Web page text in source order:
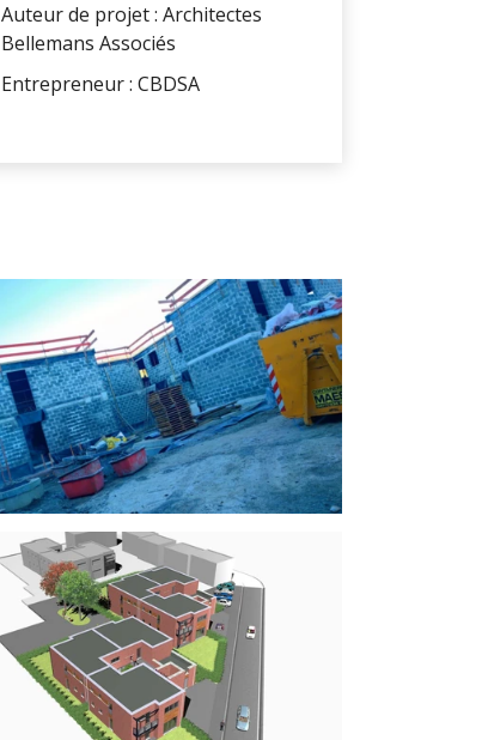
Auteur de projet : Architectes
Bellemans Associés
Entrepreneur : CBDSA